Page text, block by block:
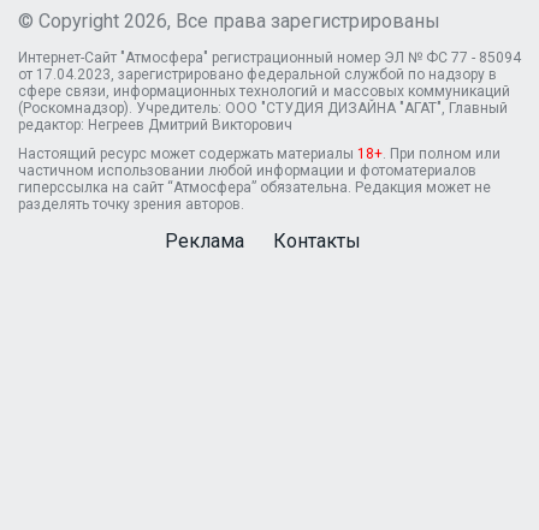
© Copyright 2026, Все права зарегистрированы
Интернет-Сайт "Атмосфера" регистрационный номер ЭЛ № ФС 77 - 85094
от 17.04.2023, зарегистрировано федеральной службой по надзору в
сфере связи, информационных технологий и массовых коммуникаций
(Роскомнадзор). Учредитель: ООО "СТУДИЯ ДИЗАЙНА "АГАТ", Главный
редактор: Негреев Дмитрий Викторович
Настоящий ресурс может содержать материалы 18+ . При полном или
частичном использовании любой информации и фотоматериалов
гиперссылка на сайт “Атмосфера” обязательна. Редакция может не
разделять точку зрения авторов.
Реклама Контакты